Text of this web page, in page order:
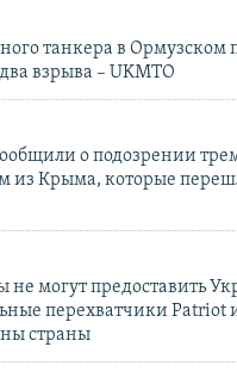
танкера в Ормузском
взрыва – UKMTO
о подозрении
из Крыма, которые
могут предоставить
перехватчики Patriot
страны